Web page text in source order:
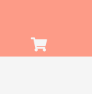
